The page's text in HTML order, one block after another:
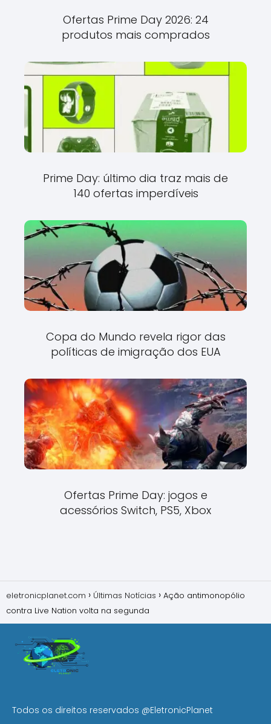
Ofertas Prime Day 2026: 24
produtos mais comprados
Prime Day: último dia traz mais de
140 ofertas imperdíveis
Copa do Mundo revela rigor das
políticas de imigração dos EUA
Ofertas Prime Day: jogos e
acessórios Switch, PS5, Xbox
eletronicplanet.com Últimas Notícias
Ação antimonopólio
contra Live Nation volta na segunda
Todos os direitos reservados @EletronicPlanet